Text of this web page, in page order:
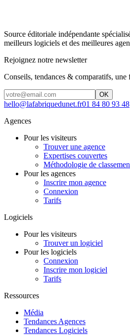
Source éditoriale indépendante
meilleurs logiciels et des meilleures
Rejoignez notre newsletter
Conseils, tendances & comparatifs, une
OK
hello@lafabriquedunet.fr01 84 80 93 48
Agences
Pour les visiteurs
Trouver une agence
Expertises couvertes
Méthodologie de
Pour les agences
Inscrire mon agence
Connexion
Tarifs
Logiciels
Pour les visiteurs
Trouver un logiciel
Pour les logiciels
Connexion
Inscrire mon logiciel
Tarifs
Ressources
Média
Tendances Agences
Tendances Logiciels